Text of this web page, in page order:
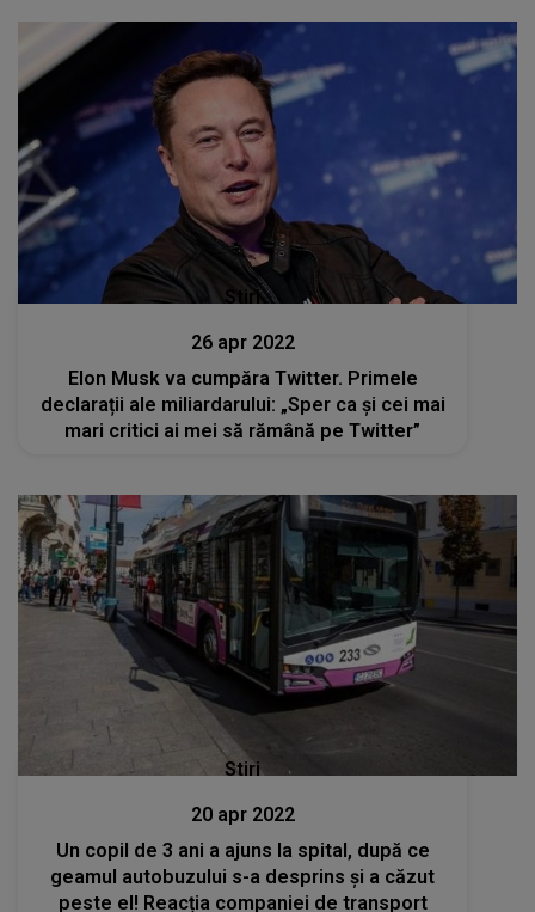
Stiri
26 apr 2022
Elon Musk va cumpăra Twitter. Primele
declarații ale miliardarului: „Sper ca și cei mai
mari critici ai mei să rămână pe Twitter”
Stiri
20 apr 2022
Un copil de 3 ani a ajuns la spital, după ce
geamul autobuzului s-a desprins și a căzut
peste el! Reacția companiei de transport